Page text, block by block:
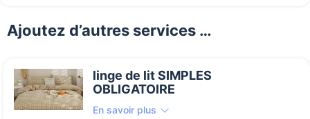
Dimanche
non disponible
Ajoutez d’autres services …
linge de lit SIMPLES
OBLIGATOIRE
En savoir plus